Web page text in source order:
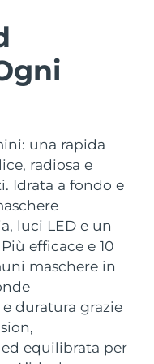
una rapida
radiosa e
Idrata a fondo e
luci LED e un
Più efficace e 10
maschere in
duratura grazie
equilibrata per
massage
on-the-go
lips
device
light therapy
orale
toothbrush
sonic toothbrush
FAQ™
LED
Consegna stimata
stimata
stimata8/17/26
stimata8/14/26
stimata 8/16/26
stimata8/11/26
stimata8/15/26
stimata8/15/26